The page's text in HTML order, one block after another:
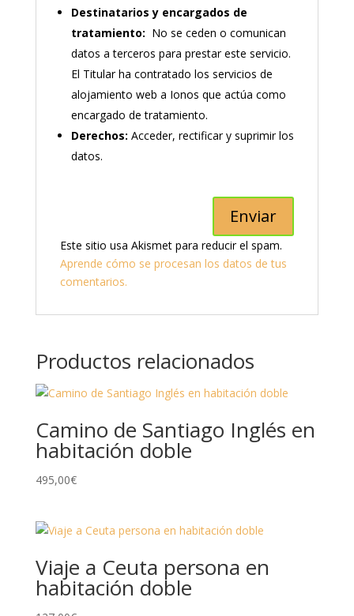
Destinatarios y encargados de
tratamiento: No se ceden o comunican
datos a terceros para prestar este servicio.
El Titular ha contratado los servicios de
alojamiento web a Ionos que actúa como
encargado de tratamiento.
Derechos: Acceder, rectificar y suprimir los
datos.
Este sitio usa Akismet para reducir el spam.
Aprende cómo se procesan los datos de tus
comentarios.
Productos relacionados
Camino de Santiago Inglés en
habitación doble
495,00€
Viaje a Ceuta persona en
habitación doble